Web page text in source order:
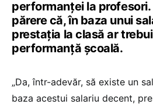
performanței la
părere că, în baza unui
prestația la clasă ar
performanță școală.
„Da, într-adevăr, să existe un
baza acestui salariu decent,